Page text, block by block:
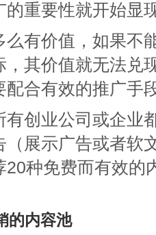
重要性就开始显
么有价值，如果不
，其价值就无法兑
配合有效的推广手
有创业公司或企业
（展示广告或者软
20种免费而有效的
的内容池